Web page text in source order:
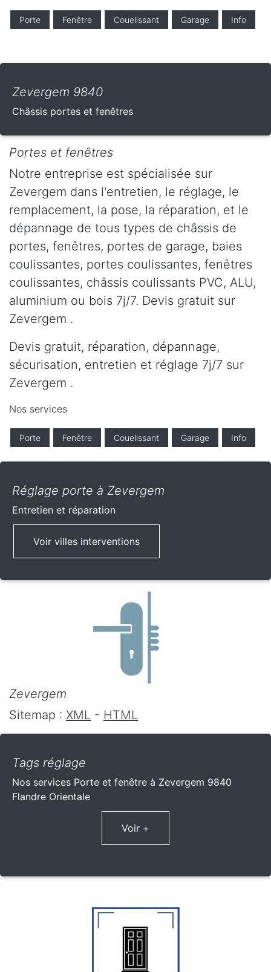
Porte Fenêtre Couelissant Garage Info
Zevergem 9840
Châssis portes et fenêtres
Portes et fenêtres
Notre entreprise est spécialisée sur
Zevergem dans l'entretien, le réglage, le
remplacement, la pose, la réparation, et le
dépannage de tous types de châssis de
portes, fenêtres, portes de garage, baies
coulissantes, portes coulissantes, fenêtres
coulissantes, châssis coulissants PVC, ALU,
aluminium ou bois 7j/7. Devis gratuit sur
Zevergem .
Devis gratuit, réparation, dépannage,
sécurisation, entretien et réglage 7j/7 sur
Zevergem .
Nos services
Porte Fenêtre Couelissant Garage Info
Réglage porte à Zevergem
Entretien et réparation
Voir villes interventions
Zevergem
Sitemap : XML - HTML
Tags réglage
Nos services Porte et fenêtre à Zevergem 9840
Flandre Orientale
Voir +